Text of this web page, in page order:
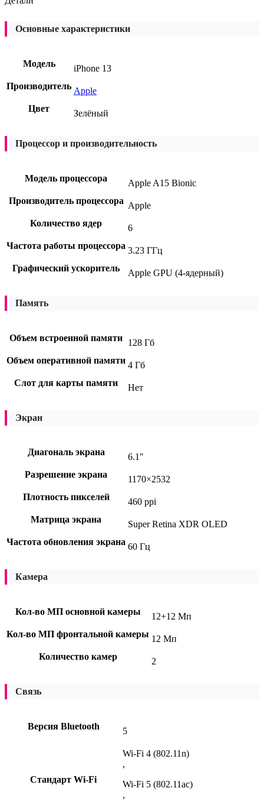
Основные характеристики
Модель
iPhone 13
Производитель Apple
Цвет
Зелёный
Процессор и производительность
Модель процессора
Apple A15 Bionic
Производитель процессора Apple
Количество ядер
6
Частота работы процессора 3.23 ГГц
Графический ускоритель
Apple GPU (4-ядерный)
Память
Объем встроенной памяти 128 Гб
Объем оперативной памяти 4 Гб
Слот для карты памяти
Нет
Экран
Диагональ экрана
6.1"
Разрешение экрана
1170×2532
Плотность пикселей
460 ppi
Матрица экрана
Super Retina XDR OLED
Частота обновления экрана 60 Гц
Камера
Кол-во МП основной камеры
12+12 Мп
Кол-во МП фронтальной камеры 12 Мп
Количество камер
2
Связь
Версия Bluetooth 5
Стандарт Wi-Fi
Wi-Fi 4 (802.11n)
,
Wi-Fi 5 (802.11ac)
,